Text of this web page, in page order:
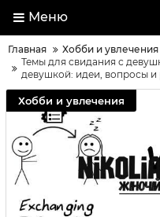
Меню
Главная
Хобби и увлечения
Темы для свидания с
девушкой: идеи, вопросы и
Хобби и увлечения